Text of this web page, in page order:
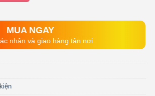
là:
70.000₫.
MUA NGAY
nhận và giao hàng tận nơi